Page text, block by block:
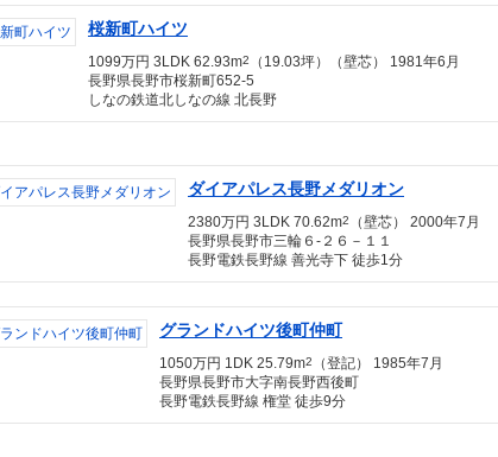
桜新町ハイツ
1099万円 3LDK 62.93m2
（19.03坪）（壁芯） 1981年6月
長野県長野市桜新町652-5
しなの鉄道北しなの線 北長野
ダイアパレス長野メダリオン
2380万円 3LDK 70.62m2
（壁芯） 2000年7月
長野県長野市三輪６-２６－１１
長野電鉄長野線 善光寺下 徒歩1分
グランドハイツ後町仲町
1050万円 1DK 25.79m2
（登記） 1985年7月
長野県長野市大字南長野西後町
長野電鉄長野線 権堂 徒歩9分